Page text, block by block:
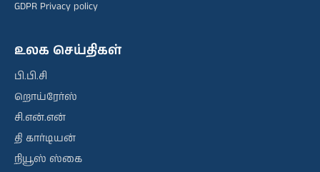
GDPR Privacy policy
உலக செய்திகள்
பி.பி.சி
றொய்ரேர்ஸ்
சி.என்.என்
தி கார்டியன்
நியூஸ் ஸ்கை